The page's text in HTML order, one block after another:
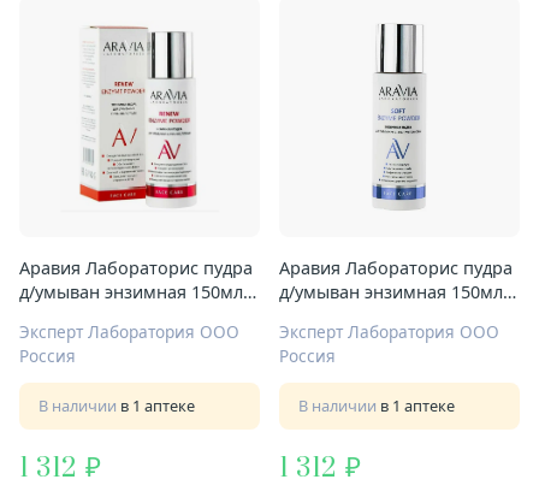
Аравия Лабораторис пудра
д/умыван энзимная 150мл
Эксперт Лаборатория ООО
Россия
В наличии в 1 аптеке
1 312
Аравия Лабораторис пудра
д/умыван энзимная 150мл
Эксперт Лаборатория ООО
Россия
В наличии в 1 аптеке
1 312